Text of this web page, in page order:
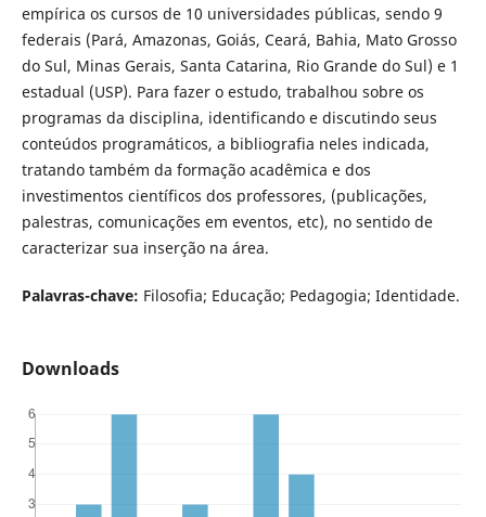
empírica os cursos de 10 universidades públicas, sendo 9
federais (Pará, Amazonas, Goiás, Ceará, Bahia, Mato Grosso
do Sul, Minas Gerais, Santa Catarina, Rio Grande do Sul) e 1
estadual (USP). Para fazer o estudo, trabalhou sobre os
programas da disciplina, identificando e discutindo seus
conteúdos programáticos, a bibliografia neles indicada,
tratando também da formação acadêmica e dos
investimentos científicos dos professores, (publicações,
palestras, comunicações em eventos, etc), no sentido de
caracterizar sua inserção na área.
Palavras-chave: Filosofia; Educação; Pedagogia; Identidade.
Downloads